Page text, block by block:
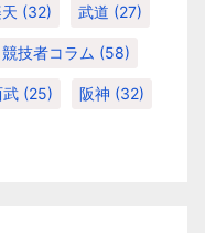
(32) 武道 (27)
競技者コラム (58)
武 (25) 阪神 (32)